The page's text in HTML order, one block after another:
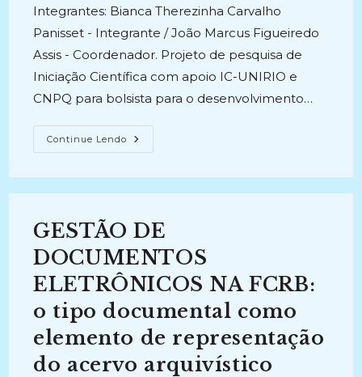
Integrantes: Bianca Therezinha Carvalho
Panisset - Integrante / João Marcus Figueiredo
Assis - Coordenador. Projeto de pesquisa de
Iniciação Científica com apoio IC-UNIRIO e
CNPQ para bolsista para o desenvolvimento…
Continue Lendo DOCUMENTAÇÃO
ECLESIAL
E
Constituição
De
Memórias
Religiosas
(2006-
2007)
GESTÃO DE
DOCUMENTOS
ELETRÔNICOS NA FCRB:
o tipo documental como
elemento de representação
do acervo arquivístico